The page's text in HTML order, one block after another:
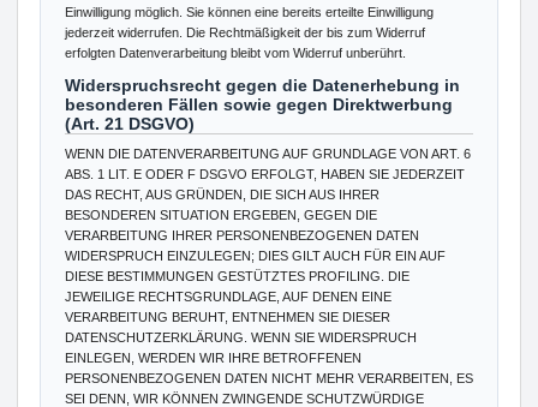
Einwilligung möglich. Sie können eine bereits erteilte Einwilligung
jederzeit widerrufen. Die Rechtmäßigkeit der bis zum Widerruf
erfolgten Datenverarbeitung bleibt vom Widerruf unberührt.
Widerspruchsrecht gegen die Datenerhebung in
besonderen Fällen sowie gegen Direktwerbung
(Art. 21 DSGVO)
WENN DIE DATENVERARBEITUNG AUF GRUNDLAGE VON ART. 6
ABS. 1 LIT. E ODER F DSGVO ERFOLGT, HABEN SIE JEDERZEIT
DAS RECHT, AUS GRÜNDEN, DIE SICH AUS IHRER
BESONDEREN SITUATION ERGEBEN, GEGEN DIE
VERARBEITUNG IHRER PERSONENBEZOGENEN DATEN
WIDERSPRUCH EINZULEGEN; DIES GILT AUCH FÜR EIN AUF
DIESE BESTIMMUNGEN GESTÜTZTES PROFILING. DIE
JEWEILIGE RECHTSGRUNDLAGE, AUF DENEN EINE
VERARBEITUNG BERUHT, ENTNEHMEN SIE DIESER
DATENSCHUTZERKLÄRUNG. WENN SIE WIDERSPRUCH
EINLEGEN, WERDEN WIR IHRE BETROFFENEN
PERSONENBEZOGENEN DATEN NICHT MEHR VERARBEITEN, ES
SEI DENN, WIR KÖNNEN ZWINGENDE SCHUTZWÜRDIGE